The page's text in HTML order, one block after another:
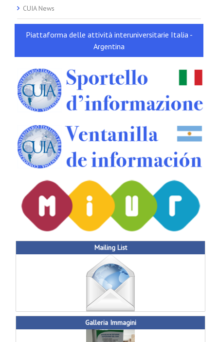
CUIA News
Piattaforma delle attività interuniversitarie Italia -
Argentina
Mailing List
Galleria Immagini